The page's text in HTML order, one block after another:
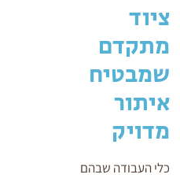
ציוד
מתקדם
שמבטיח
איתור
מדויק
כלי העבודה שבהם